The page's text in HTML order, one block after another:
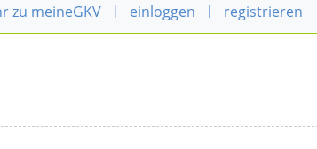
zu meineGKV | einloggen | registrieren